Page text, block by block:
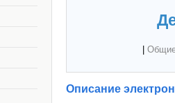
Описание